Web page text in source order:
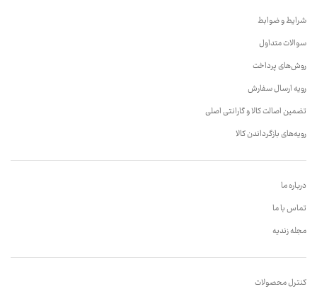
شرایط و ضوابط
سوالات متداول
روش‌های پرداخت
رویه ارسال سفارش
تضمین اصالت کالا و گارانتی اصلی
رویه‌های بازگرداندن کالا
درباره ما
تماس با ما
مجله زندیه
کنترل محصولات